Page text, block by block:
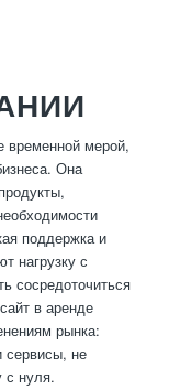
временной мерой,
Она
поддержка и
нагрузку с
сосредоточиться
в аренде
рынка:
сервисы, не
с нуля.